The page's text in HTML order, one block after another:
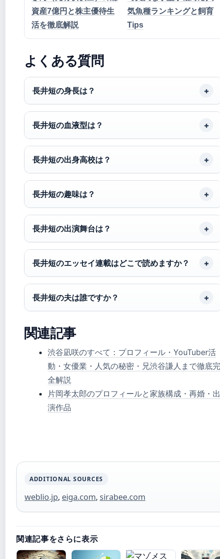
資産7億円と株主優待生
活を徹底解説
気魚種ランキングと飼育
Tips
よくある質問
長井短の身長は？
長井短の血液型は？
長井短の出身高校は？
長井短の趣味は？
長井短の出演舞台は？
長井短のエッセイ連載はどこで読めますか？
長井短の夫は誰ですか？
関連記事
渋谷凪咲のすべて：プロフィール・YouTuber活
動・女優業・人気の秘密・兄渋谷謙人まで徹底完
全解説
片岡孝太郎のプロフィールと家族構成・再婚・出
演作品
ADDITIONAL SOURCES
weblio.jp, eiga.com, sirabee.com
関連記事をさらに表示